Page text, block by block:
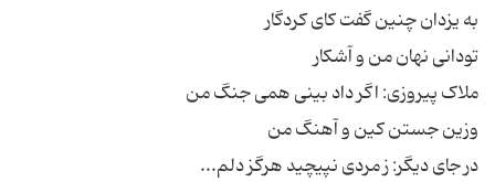
به یزدان چنین گفت کای کردگار
تودانی نهان من و آشکار
ملاک پیروزی: اگر داد بینی همی جنگ من
وزین جستن کین و آهنگ من
در جای دیگر: ز مردی نپیچید هرگز دلم...